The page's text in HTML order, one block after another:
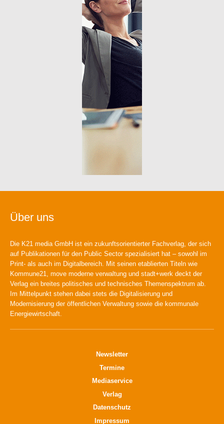
Über uns
Die K21 media GmbH ist ein zukunftsorientierter Fachverlag, der sich
auf Publikationen für den Public Sector spezialisiert hat – sowohl im
Print- als auch im Digitalbereich. Mit seinen etablierten Titeln wie
Kommune21, move moderne verwaltung und stadt+werk deckt der
Verlag ein breites politisches und technisches Themenspektrum ab.
Im Mittelpunkt stehen dabei stets die Digitalisierung und
Modernisierung der öffentlichen Verwaltung sowie die kommunale
Energiewirtschaft.
Newsletter
Termine
Mediaservice
Verlag
Datenschutz
Impressum